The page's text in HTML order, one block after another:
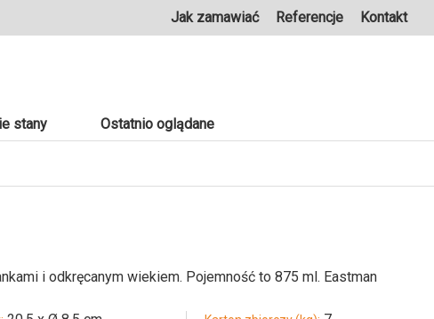
Jak zamawiać Referencje Kontakt
stany Ostatnio oglądane
i odkręcanym wiekiem. Pojemność to 875 ml. Eastman